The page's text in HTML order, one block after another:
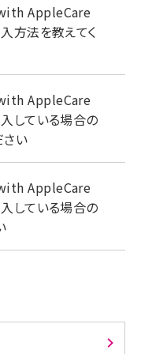
with AppleCare
方法を教えてく
with AppleCare
している場合の
さい
with AppleCare
している場合の